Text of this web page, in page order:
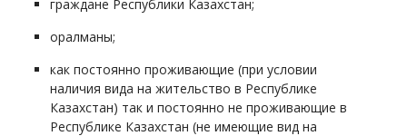
граждане Республики Казахстан;
оралманы;
как постоянно проживающие (при условии
наличия вида на жительство в Республике
Казахстан) так и постоянно не проживающие в
Республике Казахстан (не имеющие вид на